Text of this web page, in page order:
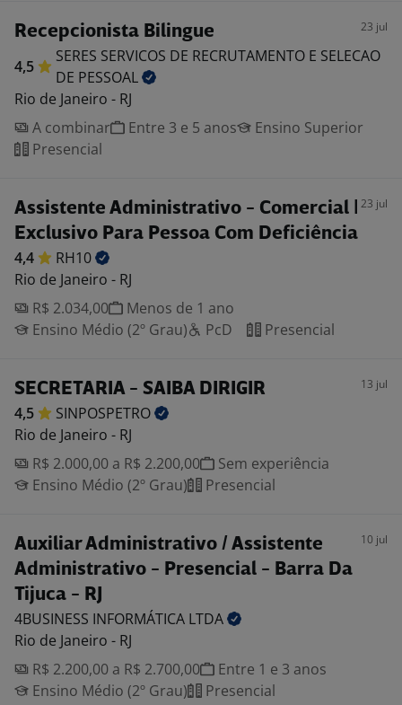
Recepcionista Bilingue 23 jul
4,5
SERES SERVICOS DE RECRUTAMENTO E SELECAO
DE PESSOAL
Rio de Janeiro - RJ
A combinar
Entre 3 e 5 anos
Ensino Superior
Presencial
Assistente Administrativo - Comercial |
Exclusivo Para Pessoa Com Deficiência
23 jul
4,4
RH10
Rio de Janeiro - RJ
R$ 2.034,00
Menos de 1 ano
Ensino Médio (2º Grau)
PcD Presencial
SECRETARIA - SAIBA DIRIGIR 13 jul
4,5
SINPOSPETRO
Rio de Janeiro - RJ
R$ 2.000,00 a R$ 2.200,00
Sem experiência
Ensino Médio (2º Grau)
Presencial
Auxiliar Administrativo / Assistente
Administrativo - Presencial - Barra Da
Tijuca - RJ
10 jul
4BUSINESS INFORMÁTICA LTDA
Rio de Janeiro - RJ
R$ 2.200,00 a R$ 2.700,00
Entre 1 e 3 anos
Ensino Médio (2º Grau)
Presencial